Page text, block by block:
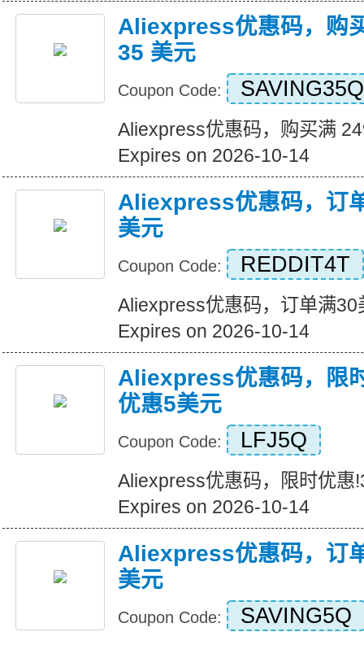
Aliexpress优惠码，购
35 美元
Coupon Code: SAVING35Q
Aliexpress优惠码，购买满
Expires on 2026-10-14
Aliexpress优惠码，订
美元
Coupon Code: REDDIT4T
Aliexpress优惠码，订单满30
Expires on 2026-10-14
Aliexpress优惠码，限
优惠5美元
Coupon Code: LFJ5Q
Aliexpress优惠码，限时优惠
Expires on 2026-10-14
Aliexpress优惠码，订
美元
Coupon Code: SAVING5Q